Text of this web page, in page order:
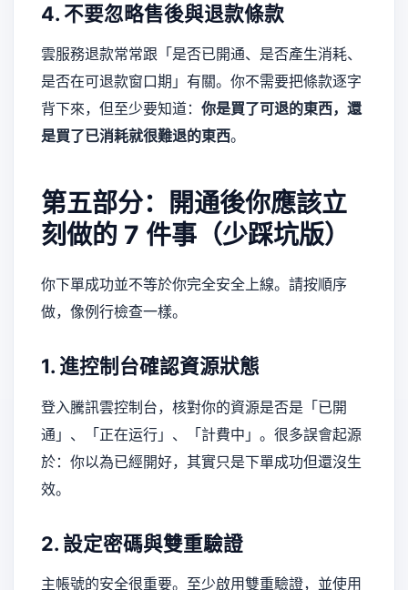
4. 不要忽略售後與退款條款
雲服務退款常常跟「是否已開通、是否產生消耗、
是否在可退款窗口期」有關。你不需要把條款逐字
背下來，但至少要知道： 你是買了可退的東西，還
是買了已消耗就很難退的東西。
第五部分：開通後你應該立
刻做的 7 件事（少踩坑版）
你下單成功並不等於你完全安全上線。請按順序
做，像例行檢查一樣。
1. 進控制台確認資源狀態
登入騰訊雲控制台，核對你的資源是否是「已開
通」、「正在运行」、「計費中」。很多誤會起源
於：你以為已經開好，其實只是下單成功但還沒生
效。
2. 設定密碼與雙重驗證
主帳號的安全很重要。至少啟用雙重驗證，並使用